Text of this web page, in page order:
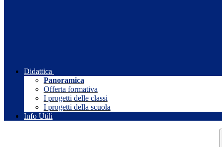
Didattica
Panoramica
Offerta formativa
I progetti delle classi
I progetti della scuola
Info Utili